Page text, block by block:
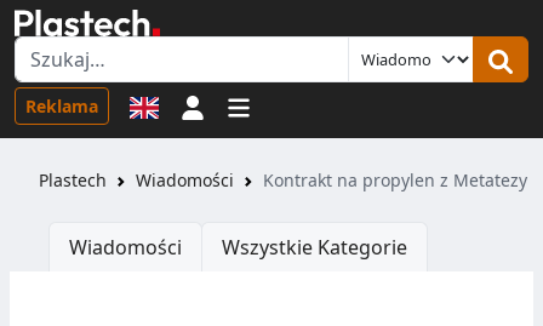
Reklama Logowanie
Plastech Wiadomości Kontrakt na propylen z Metatezy
Wiadomości Wszystkie Kategorie